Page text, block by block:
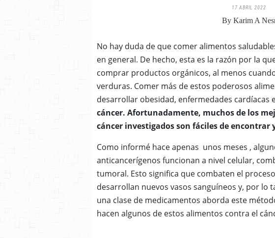
17 ABRIL 2022
By Karim A
No hay duda de que comer alimentos
en general. De hecho, esta es la razón por la
comprar productos orgánicos, al menos
verduras. Comer más de estos poderosos
desarrollar obesidad, enfermedades cardíacas
cáncer. Afortunadamente, muchos de los
cáncer investigados son fáciles de encontrar
Como informé hace apenas unos meses ,
anticancerígenos funcionan a nivel celular,
tumoral. Esto significa que combaten el
desarrollan nuevos vasos sanguíneos y, por lo
una clase de medicamentos aborda este
hacen algunos de estos alimentos contra el